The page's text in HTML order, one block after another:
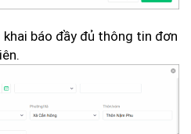
báo đầy đủ thông tin đơn